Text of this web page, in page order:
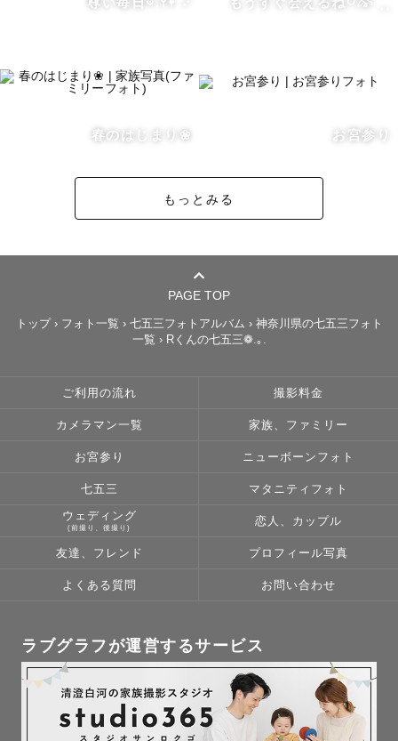
関東Lovegrapher  兼 3児の母をしております よーちゃん
【写真への想い】⋰⋱⋰⋱⋰✈︎
「あの時どうだったけー？この時はこうだったね〜！」
…なんて語りながら写真を見る時間が私は大好きです✨
間に、その日の空気や声、感情まで思い出せる。そんなお
っています。
写真撮るぞ！と決めたものの正直写真が苦手な方もいらっ
しゃるのではないでしょうか？
よう事前のヒアリングを丁寧に行っております。
「持ち物っているの？」
「どんな写真になる？」
「どんな服装で行けば良い？」等々
何でもお伝えします！内容お伺いしながらこちらからもた
春のはじまり❀ お宮参り
もっとみる
PAGE TOP
トップ› フォト一覧 › 七五三フォトアルバム › 神奈川県の七五三フォト
一覧 › Rくんの七五三❁.｡.
ご利用の流れ 撮影料金
カメラマン一覧 家族、ファミリー
お宮参り ニューボーンフォト
七五三 マタニティフォト
ウェディング
(前撮り、後撮り)
恋人、カップル
友達、フレンド プロフィール写真
よくある質問 お問い合わせ
ラブグラフが運営するサービス